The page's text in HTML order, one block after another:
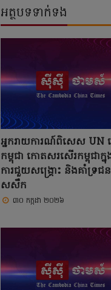
អត្ថបទទាក់ទង
អ្នករាយការណ៍ពិសេស UN
កម្ពុជា កោតសរសើរកម្ពុជាក្នុ
ការជួយសង្គ្រោះ និងគាំទ្រជ
សសឹក
៣០ កក្កដា ២០២៦